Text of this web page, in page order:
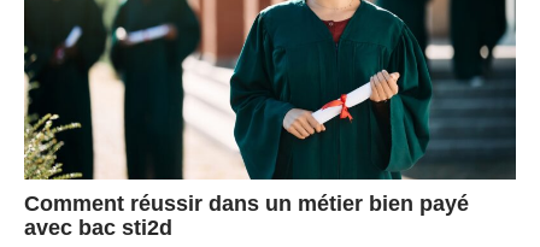
Comment réussir dans un métier bien payé
avec bac sti2d